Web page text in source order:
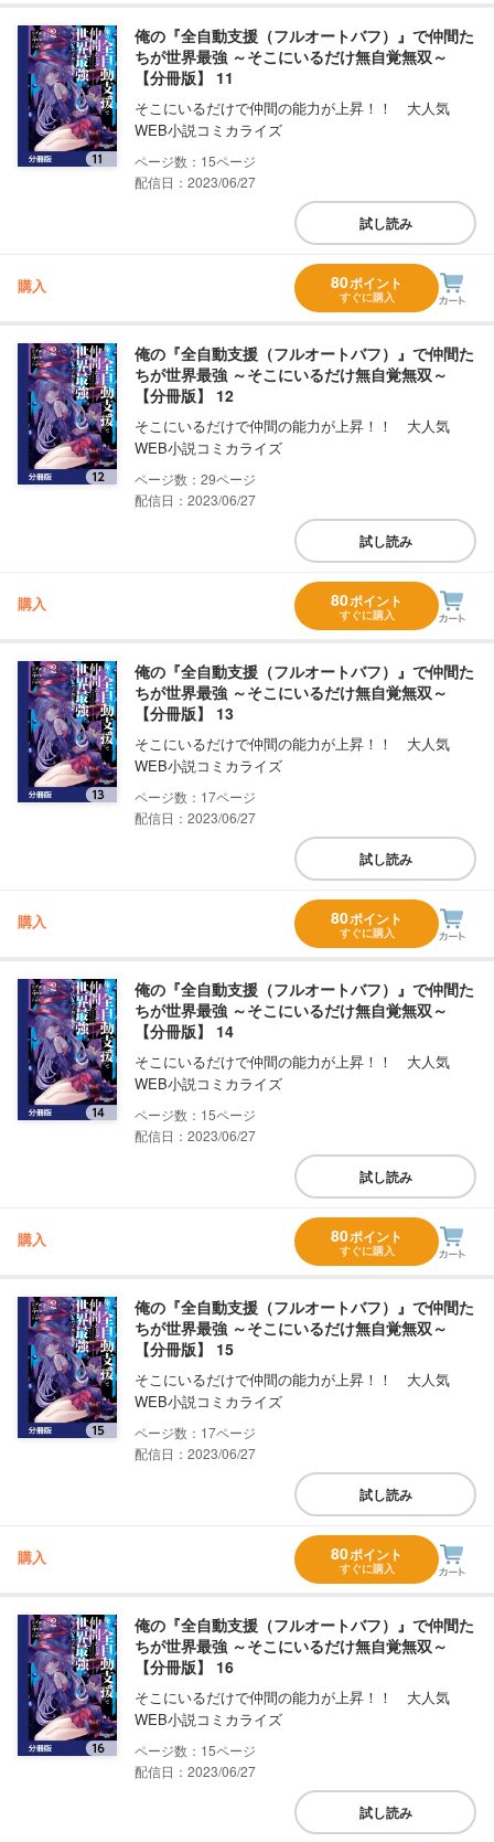
俺の『全自動支援（フルオートバフ）』で仲間た
ちが世界最強 ～そこにいるだけ無自覚無双～
【分冊版】 11
そこにいるだけで仲間の能力が上昇！！ 大人気
WEB小説コミカライズ
15
配信日：2023/06/27
試し読み
購入 80ポイント
すぐに購入
俺の『全自動支援（フルオートバフ）』で仲間た
ちが世界最強 ～そこにいるだけ無自覚無双～
【分冊版】 12
そこにいるだけで仲間の能力が上昇！！ 大人気
WEB小説コミカライズ
29
配信日：2023/06/27
試し読み
購入 80ポイント
すぐに購入
俺の『全自動支援（フルオートバフ）』で仲間た
ちが世界最強 ～そこにいるだけ無自覚無双～
【分冊版】 13
そこにいるだけで仲間の能力が上昇！！ 大人気
WEB小説コミカライズ
17
配信日：2023/06/27
試し読み
購入 80ポイント
すぐに購入
俺の『全自動支援（フルオートバフ）』で仲間た
ちが世界最強 ～そこにいるだけ無自覚無双～
【分冊版】 14
そこにいるだけで仲間の能力が上昇！！ 大人気
WEB小説コミカライズ
15
配信日：2023/06/27
試し読み
購入 80ポイント
すぐに購入
俺の『全自動支援（フルオートバフ）』で仲間た
ちが世界最強 ～そこにいるだけ無自覚無双～
【分冊版】 15
そこにいるだけで仲間の能力が上昇！！ 大人気
WEB小説コミカライズ
17
配信日：2023/06/27
試し読み
購入 80ポイント
すぐに購入
俺の『全自動支援（フルオートバフ）』で仲間た
ちが世界最強 ～そこにいるだけ無自覚無双～
【分冊版】 16
そこにいるだけで仲間の能力が上昇！！ 大人気
WEB小説コミカライズ
15
配信日：2023/06/27
試し読み